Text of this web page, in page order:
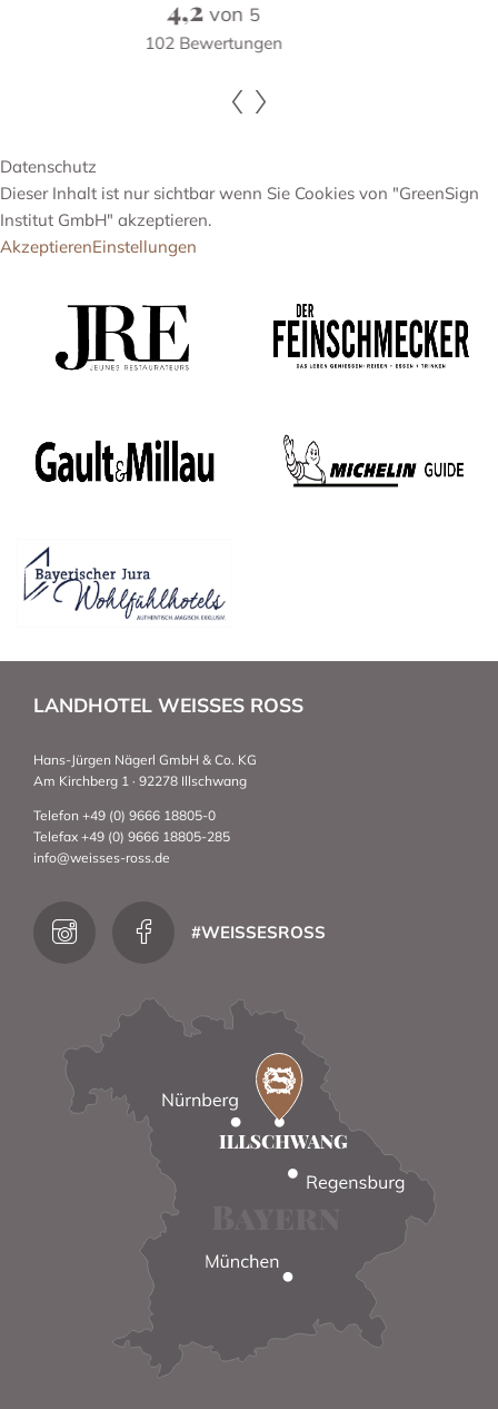
5,7von
209Bewertungen
Datenschutz
Dieser Inhalt ist nur sichtbar wenn Sie Cookies von "GreenSign
Institut GmbH" akzeptieren.
AkzeptierenEinstellungen
LANDHOTEL WEISSES ROSS
Hans-Jürgen Nägerl GmbH & Co. KG
Am Kirchberg 1 · 92278 Illschwang
Telefon +49 (0) 9666 18805-0
Telefax +49 (0) 9666 18805-285
info@weisses-ross.de
#WEISSESROSS